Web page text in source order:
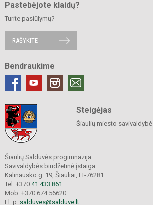
Pastebėjote klaidų?
Turite pasiūlymų?
RAŠYKITE
Bendraukime
Steigėjas
Šiaulių miesto savivaldybė
Šiaulių Salduvės progimnazija
Savivaldybės biudžetinė įstaiga
Kalinausko g. 19, Šiauliai, LT-76281
Tel. +370 41 433 861
Mob. +370 674 56620
El. p. salduves@salduve.lt